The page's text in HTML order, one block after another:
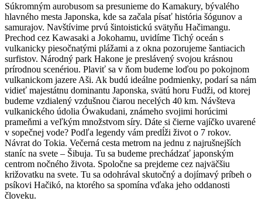
Súkromným aurobusom sa presunieme do Kamakury, bývalého
hlavného mesta Japonska, kde sa začala písať história šógunov a
samurajov. Navštívime prvú šintoistickú svätyňu Hačimangu.
Prechod cez Kawasaki a Jokohamu, uvidíme Tichý oceán s
vulkanicky piesočnatými plážami a z okna pozorujeme šantiacich
surfistov. Národný park Hakone je preslávený svojou krásnou
prírodnou scenériou. Plaviť sa v ňom budeme loďou po pokojnom
vulkanickom jazere Aši. Ak budú ideálne podmienky, podarí sa nám
vidieť majestátnu dominantu Japonska, svätú horu Fudži, od ktorej
budeme vzdialený vzdušnou čiarou necelých 40 km. Návšteva
vulkanického údolia Ówakudani, známeho svojimi horúcimi
prameňmi a veľkým množstvom síry. Dáte si čierne vajíčko uvarené
v sopečnej vode? Podľa legendy vám predĺži život o 7 rokov.
Návrat do Tokia. Večerná cesta metrom na jednu z najrušnejších
staníc na svete – Šibuja. Tu sa budeme prechádzať japonským
centrom nočného života. Spoločne sa prejdeme cez najväčšiu
križovatku na svete. Tu sa odohrával skutočný a dojímavý príbeh o
psíkovi Hačikó, na ktorého sa spomína vďaka jeho oddanosti
človeku.